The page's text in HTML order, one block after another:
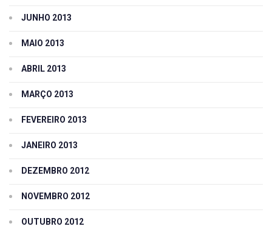
JUNHO 2013
MAIO 2013
ABRIL 2013
MARÇO 2013
FEVEREIRO 2013
JANEIRO 2013
DEZEMBRO 2012
NOVEMBRO 2012
OUTUBRO 2012